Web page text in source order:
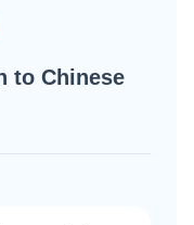
to Chinese